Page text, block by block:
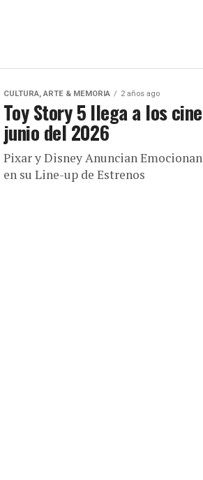
CULTURA, ARTE & MEMORIA 2 años ago
Toy Story 5 llega a los
junio del 2026
Pixar y Disney Anuncian
en su Line-up de Estrenos